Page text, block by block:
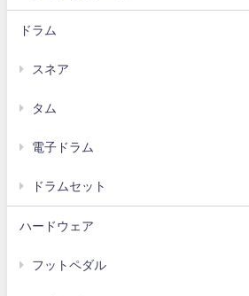
ドラム
スネア
タム
電子ドラム
ドラムセット
ハードウェア
フットペダル